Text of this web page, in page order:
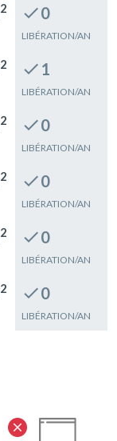
2 check0
LIBÉRATION/AN
2 check 1
LIBÉRATION/AN
2 check0
LIBÉRATION/AN
2 check0
LIBÉRATION/AN
2 check0
LIBÉRATION/AN
2 check0
LIBÉRATION/AN
close